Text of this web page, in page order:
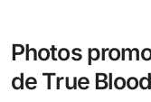
Photos
de True Blood